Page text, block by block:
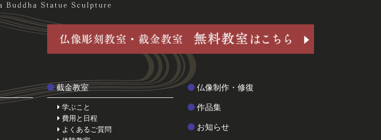
截金教室
学ぶこと
費用と日程
よくあるご質問
仏像制作・修復
作品集
お知らせ